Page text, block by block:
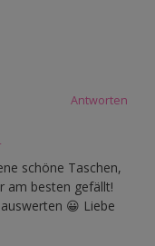
Antworten
schöne Taschen,
am besten gefällt!
😀 Liebe